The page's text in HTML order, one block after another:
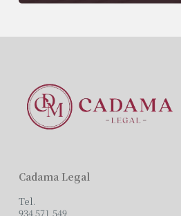
Cadama Legal
Tel.
934 571 549